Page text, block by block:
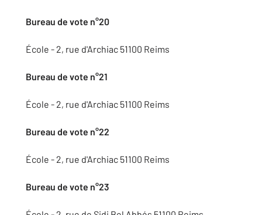
Bureau de vote n°20
École - 2, rue d'Archiac 51100 Reims
Bureau de vote n°21
École - 2, rue d'Archiac 51100 Reims
Bureau de vote n°22
École - 2, rue d'Archiac 51100 Reims
Bureau de vote n°23